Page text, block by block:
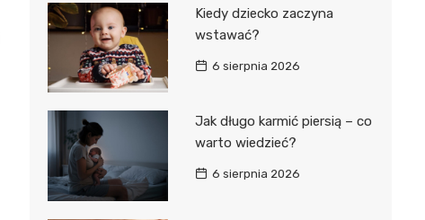
Kiedy dziecko zaczyna
wstawać?
6 sierpnia 2026
Jak długo karmić piersią – co
warto wiedzieć?
6 sierpnia 2026